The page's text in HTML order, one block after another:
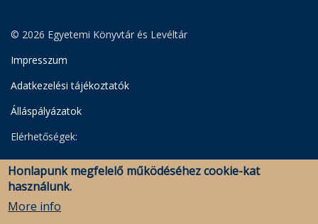
© 2026 Egyetemi Könyvtár és Levéltár
Impresszum
Adatkezelési tájékoztatók
Álláspályázatok
Elérhetőségek:
Egyetemi Könyvtár
Levéltár
Savaria Könyvtár és Levéltár (Szombathely)
Honlapunk megfelelő működéséhez cookie-kat
használunk.
More info